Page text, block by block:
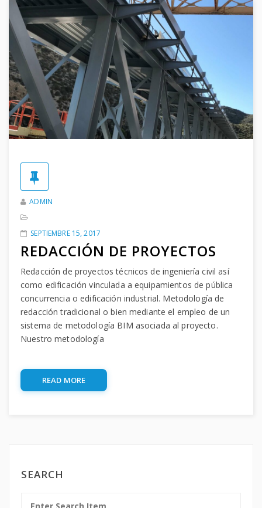
ADMIN
SEPTIEMBRE 15, 2017
REDACCIÓN DE PROYECTOS
Redacción de proyectos técnicos de ingeniería civil así
como edificación vinculada a equipamientos de pública
concurrencia o edificación industrial. Metodología de
redacción tradicional o bien mediante el empleo de un
sistema de metodología BIM asociada al proyecto.
Nuestro metodología
READ MORE
SEARCH